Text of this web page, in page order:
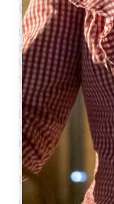
Oorsprong
Lussac dankt zijn
personage,
Luccianus
grondgebied de
Sommigen zien
Lussac in de
aangezien de
betekende, dat
rituelen.